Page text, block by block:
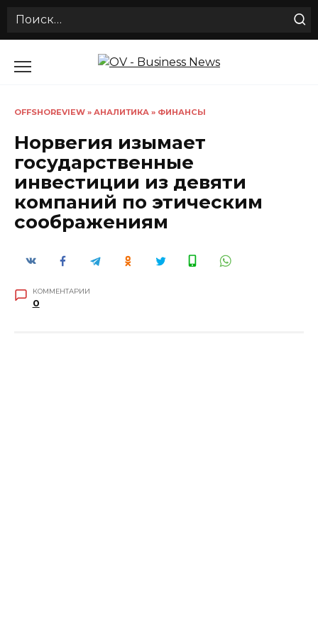
Search
OFFSHOREVIEW » АНАЛИТИКА » ФИНАНСЫ
Норвегия изымает
государственные
инвестиции из девяти
компаний по этическим
соображениям
КОММЕНТАРИИ
0